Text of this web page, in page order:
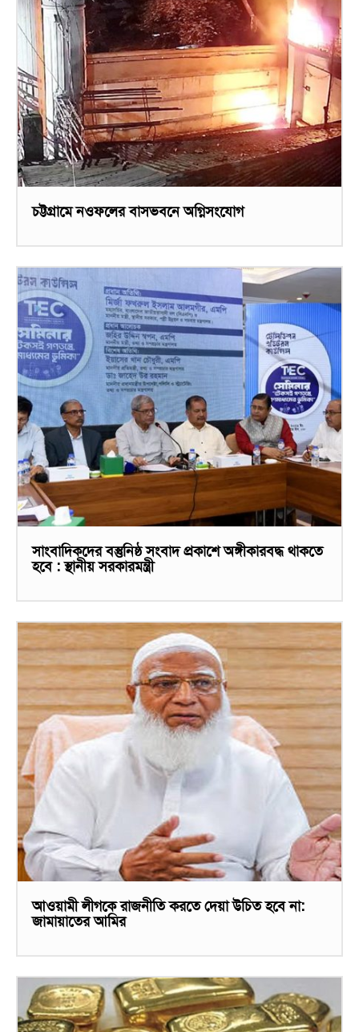
চট্টগ্রামে নওফলের বাসভবনে অগ্নিসংযোগ
সাংবাদিকদের বস্তুনিষ্ঠ সংবাদ প্রকাশে অঙ্গীকারবদ্ধ থাকতে
হবে : স্থানীয় সরকারমন্ত্রী
আওয়ামী লীগকে রাজনীতি করতে দেয়া উচিত হবে না:
জামায়াতের আমির